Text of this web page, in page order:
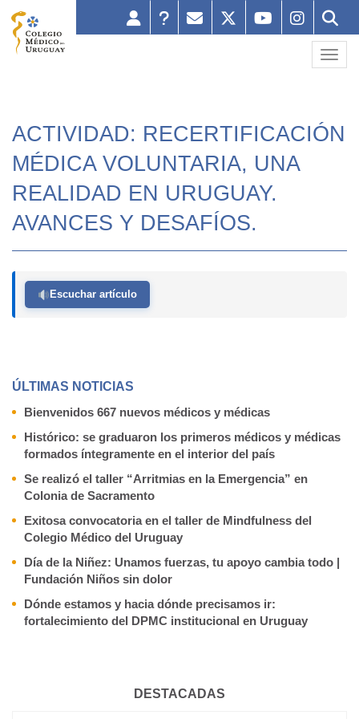
ACTIVIDAD: RECERTIFICACIÓN
MÉDICA VOLUNTARIA, UNA
REALIDAD EN URUGUAY.
AVANCES Y DESAFÍOS.
Escuchar artículo
ÚLTIMAS NOTICIAS
Bienvenidos 667 nuevos médicos y médicas
Histórico: se graduaron los primeros médicos y médicas
formados íntegramente en el interior del país
Se realizó el taller “Arritmias en la Emergencia” en
Colonia de Sacramento
Exitosa convocatoria en el taller de Mindfulness del
Colegio Médico del Uruguay
Día de la Niñez: Unamos fuerzas, tu apoyo cambia todo |
Fundación Niños sin dolor
Dónde estamos y hacia dónde precisamos ir:
fortalecimiento del DPMC institucional en Uruguay
DESTACADAS